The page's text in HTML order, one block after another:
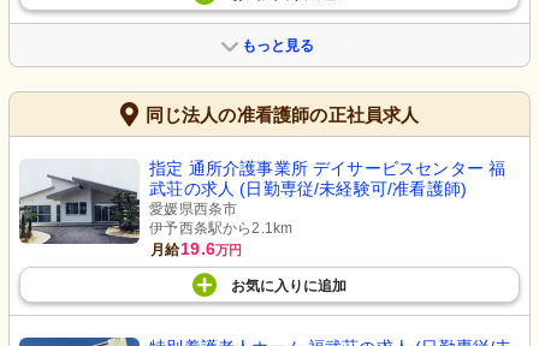
もっと見る
同じ法人の准看護師の正社員求人
指定 通所介護事業所 デイサービスセンター 福
武荘の求人 (日勤専従/未経験可/准看護師)
愛媛県西条市
伊予西条駅から2.1km
月給19.6万円
お気に入り に追加